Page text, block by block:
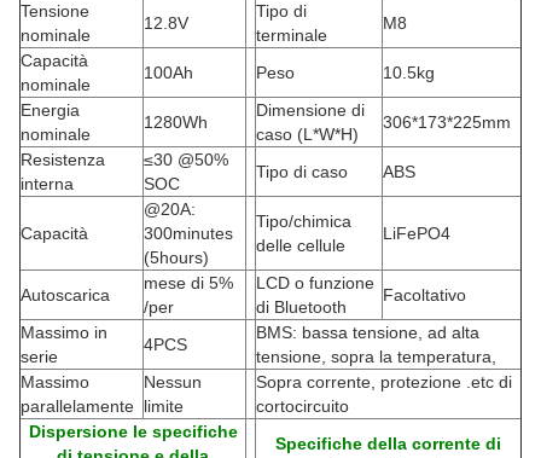
Tensione
nominale
12.8V
Tipo di
terminale
M8
Capacità
nominale
100Ah Peso
10.5kg
Energia
nominale
1280Wh
Dimensione di
caso (L*W*H)
306*173*225mm
Resistenza
interna
≤30 @50%
SOC
Tipo di caso ABS
Capacità
@20A:
300minutes
(5hours)
Tipo/chimica
delle cellule
LiFePO4
Autoscarica
mese di 5%
/per
LCD o funzione
di Bluetooth
Facoltativo
Massimo in
serie
4PCS
BMS: bassa tensione, ad alta
tensione, sopra la temperatura,
Massimo
parallelamente
Nessun
limite
Sopra corrente, protezione .etc di
cortocircuito
Dispersione le specifiche
Specifiche della corrente di